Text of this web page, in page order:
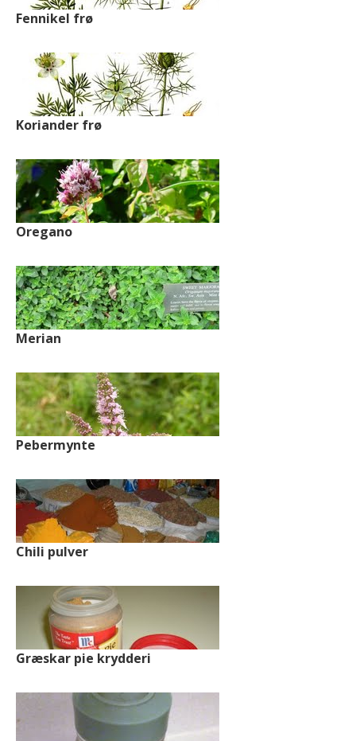
Fennikel frø
Koriander frø
Oregano
Merian
Pebermynte
Chili pulver
Græskar pie krydderi